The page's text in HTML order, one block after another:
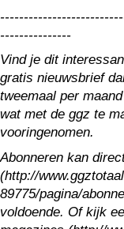
---------------
Vind je dit
gratis nieuwsbrief
tweemaal per
wat met de ggz te
vooringenomen.
Abonneren kan
(http://
89775/pagina/
voldoende. Of kijk